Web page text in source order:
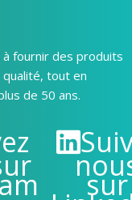
fournir des produits
tout en
de 50 ans.
sur